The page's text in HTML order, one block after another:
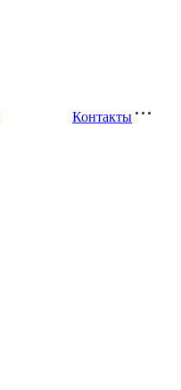
Контакты